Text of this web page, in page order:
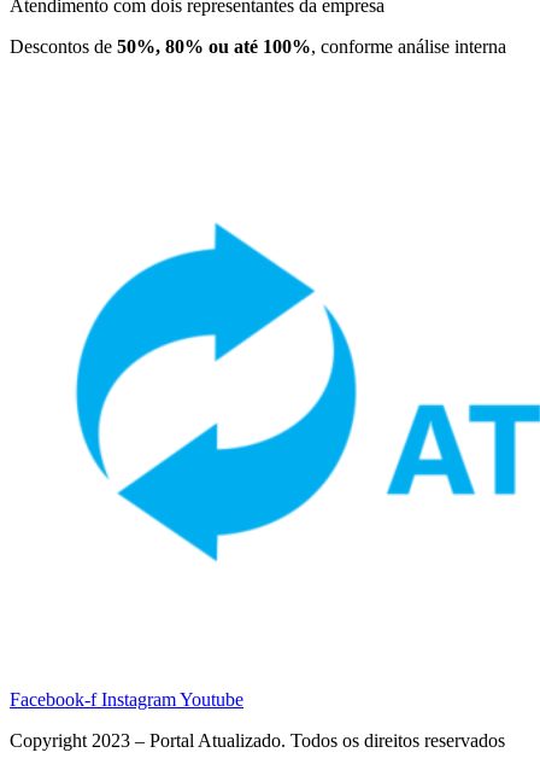
Atendimento com dois representantes da empresa
Descontos de 50%, 80% ou até 100%, conforme análise interna
Facebook-f InstagramYoutube
Copyright 2023 – Portal Atualizado. Todos os direitos reservados